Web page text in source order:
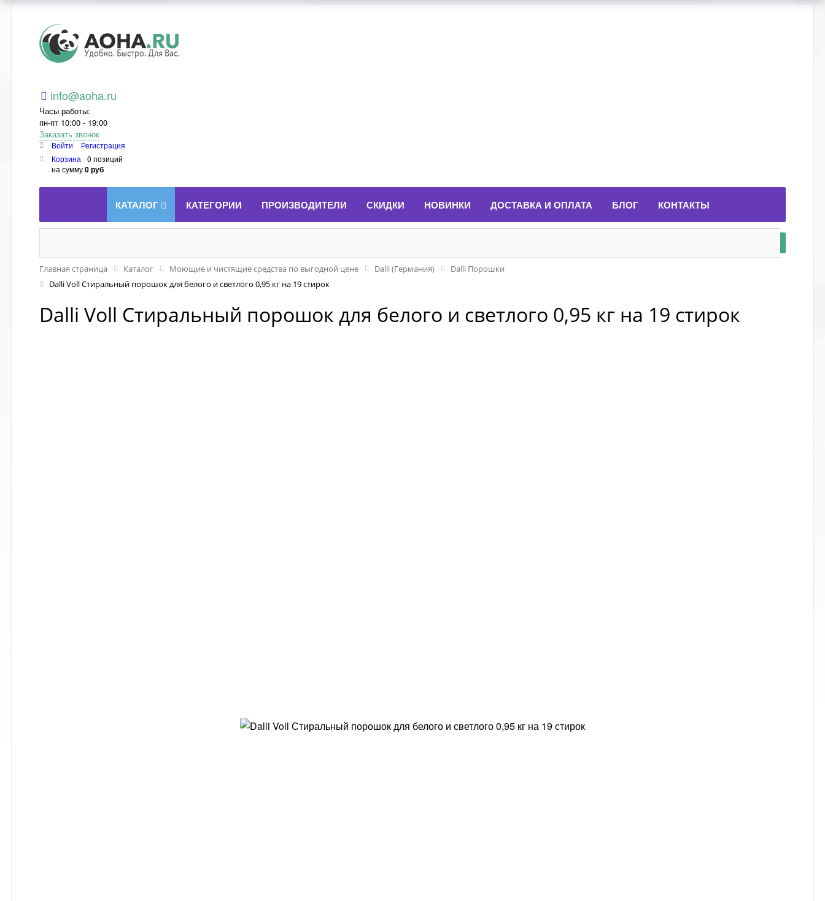
Aoha.ru
info@aoha.ru
Часы работы:
пн-пт 10:00 - 19:00
Заказать звонок
Войти
Регистрация
Корзина
0 позиций
на сумму0 руб
КАТАЛОГ КАТЕГОРИИ ПРОИЗВОДИТЕЛИ СКИДКИ НОВИНКИ ДОСТАВКА И ОПЛАТА БЛОГ КОНТАКТЫ
Главная страница Каталог Моющие и чистящие средства по выгодной цене Dalli (Германия)
Dalli Порошки
Dalli Voll Стиральный порошок для белого и светлого 0,95 кг на 19 стирок
Dalli Voll Стиральный порошок для белого и светлого 0,95 кг на 19 стирок